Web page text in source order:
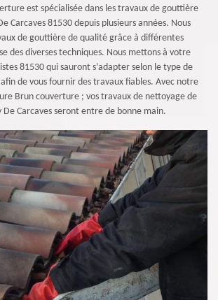
est spécialisée dans les travaux de gouttière
Carcaves 81530 depuis plusieurs années. Nous
de gouttière de qualité grâce à différentes
des diverses techniques. Nous mettons à votre
81530 qui sauront s’adapter selon le type de
de vous fournir des travaux fiables. Avec notre
Brun couverture ; vos travaux de nettoyage de
De Carcaves seront entre de bonne main.